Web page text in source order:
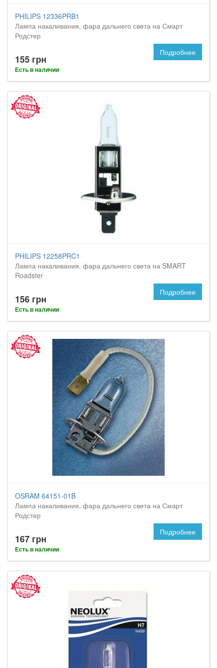
PHILIPS 12336PRB1
Лампа накаливания, фара дальнего света на Смарт
Родстер
155 грн
Есть в наличии
Подробнее
PHILIPS 12258PRC1
Лампа накаливания, фара дальнего света на SMART
Roadster
156 грн
Есть в наличии
Подробнее
OSRAM 64151-01B
Лампа накаливания, фара дальнего света на Смарт
Родстер
167 грн
Есть в наличии
Подробнее